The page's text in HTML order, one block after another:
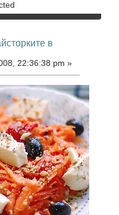
в
22:36:38 pm »